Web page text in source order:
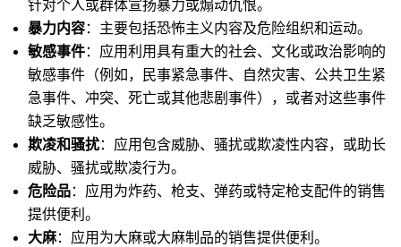
针对个人或群体宣扬暴力或煽动仇恨。
暴力内容：主要包括恐怖主义内容及危险组织和运动。
敏感事件：应用利用具有重大的社会、文化或政治影响的
敏感事件（例如，民事紧急事件、自然灾害、公共卫生紧
急事件、冲突、死亡或其他悲剧事件），或者对这些事件
缺乏敏感性。
欺凌和骚扰：应用包含威胁、骚扰或欺凌性内容，或助长
威胁、骚扰或欺凌行为。
危险品：应用为炸药、枪支、弹药或特定枪支配件的销售
提供便利。
大麻：应用为大麻或大麻制品的销售提供便利。